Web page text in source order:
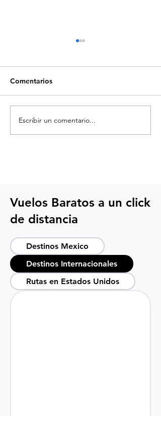
Requisitos para viajar a
Estados Unidos desde
Comentarios
Escribir un comentario...
Vuelos Baratos a un click
de distancia
Destinos Mexico
Destinos Internacionales
Rutas en Estados Unidos